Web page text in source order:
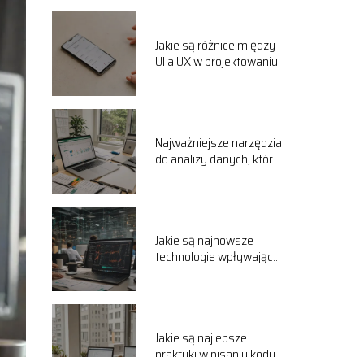
Jakie są różnice między
UI a UX w projektowaniu
Najważniejsze narzędzia
do analizy danych, które
Jakie są najnowsze
technologie wpływające
Jakie są najlepsze